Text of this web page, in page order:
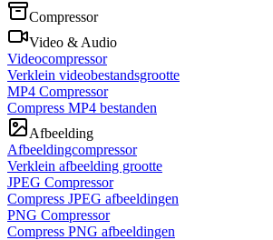
Compressor
Video & Audio
Videocompressor
Verklein videobestandsgrootte
MP4 Compressor
Compress MP4 bestanden
Afbeelding
Afbeeldingcompressor
Verklein afbeelding grootte
JPEG Compressor
Compress JPEG afbeeldingen
PNG Compressor
Compress PNG afbeeldingen